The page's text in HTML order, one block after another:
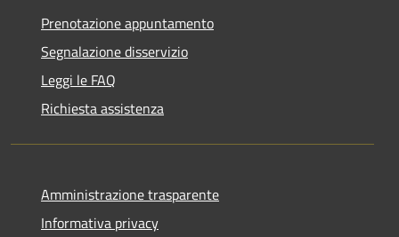
Prenotazione appuntamento
Segnalazione disservizio
Leggi le FAQ
Richiesta assistenza
Amministrazione trasparente
Informativa privacy